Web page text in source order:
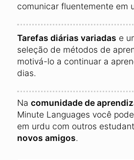
comunicar fluentemente em
Tarefas diárias variadas e
seleção de métodos de
motivá-lo a continuar a
dias.
Na comunidade de
Minute Languages você
em urdu com outros
novos amigos.